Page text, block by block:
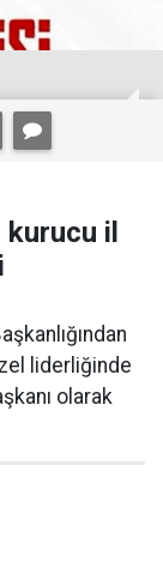
il
liderliğinde
olarak